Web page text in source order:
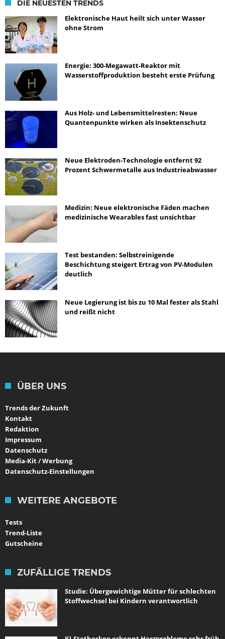
DIE NEUESTEN TRENDS
Elektronische Haut heilt sich unter Wasser
ohne Strom
Energie: 300-Megawatt-Reaktor mit
Wasserstoffproduktion besteht erste Prüfung
Aus Holz- und Lebensmittelresten: Neue
Quantenpunkte wirken als Insektenschutz
Neue Elektroden-Technologie entfernt 92
Prozent Schwermetalle aus Industrieabwasser
Medizin: Neue elektronische Fäden machen
medizinische Wearables fast unsichtbar
Test bestanden: Selbstreinigende
Beschichtung steigert Ertrag von PV-Modulen
deutlich
Neue Legierung ist bis zu 10 Mal fester als Stahl
und reißt nicht
ÜBER UNS
Trends der Zukunft
Kontakt
Redaktion
Impressum
Datenschutz
Media-Kit / Werbung
Datenschutz-Einstellungen
WEITERE ANGEBOTE
Tests
Trend-Liste
Gutscheine
ZUFÄLLIGE TRENDS
Studie: Übergewichtige Mütter für schlechten
Stoffwechsel bei Kindern verantwortlich